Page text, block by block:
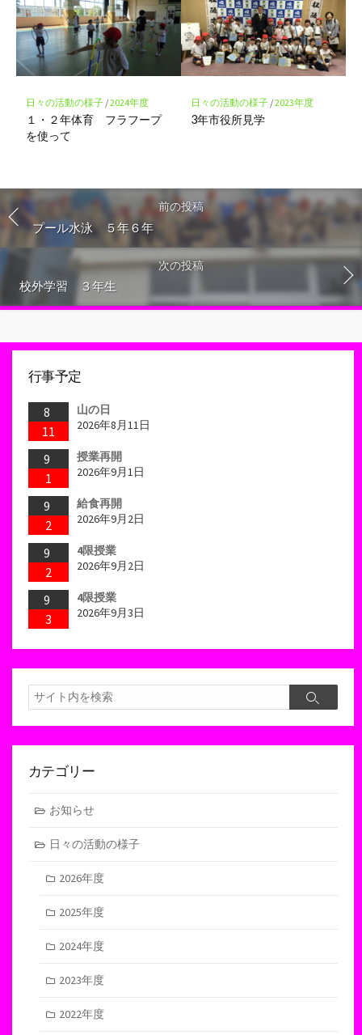
日々の活動の様子/2024年度
１・２年体育 フラフープ
を使って
日々の活動の様子/2023年度
3年市役所見学
前の投稿
プール水泳 ５年６年
次の投稿
校外学習 ３年生
行事予定
8
11
山の日
2026年8月11日
9
1
授業再開
2026年9月1日
9
2
給食再開
2026年9月2日
9
2
4限授業
2026年9月2日
9
3
4限授業
2026年9月3日
検
索
検
カテゴリー
お知らせ
日々の活動の様子
2026年度
2025年度
2024年度
2023年度
2022年度